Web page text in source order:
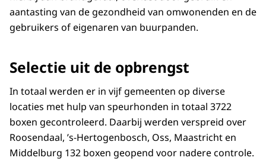
aantasting van de gezondheid van omwonenden en de
gebruikers of eigenaren van buurpanden.
Selectie uit de opbrengst
In totaal werden er in vijf gemeenten op diverse
locaties met hulp van speurhonden in totaal 3722
boxen gecontroleerd. Daarbij werden verspreid over
Roosendaal, ’s-Hertogenbosch, Oss, Maastricht en
Middelburg 132 boxen geopend voor nadere controle.